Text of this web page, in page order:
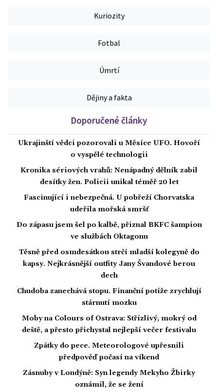
Kuriozity
Fotbal
Úmrtí
Dějiny a fakta
Doporučené články
Ukrajinští vědci pozorovali u Měsíce UFO. Hovoří
o vyspělé technologii
Kronika sériových vrahů: Nenápadný dělník zabil
desítky žen. Policii unikal téměř 20 let
Fascinující i nebezpečná. U pobřeží Chorvatska
udeřila mořská smršť
Do zápasu jsem šel po kalbě, přiznal BKFC šampion
ve službách Oktagonu
Těsně před osmdesátkou strčí mladší kolegyně do
kapsy. Nejkrásnější outfity Jany Švandové berou
dech
Chudoba zanechává stopu. Finanční potíže zrychlují
stárnutí mozku
Moby na Colours of Ostrava: Střízlivý, mokrý od
deště, a přesto přichystal nejlepší večer festivalu
Zpátky do pece. Meteorologové upřesnili
předpověď počasí na víkend
Zásnuby v Londýně: Syn legendy Mekyho Žbirky
oznámil, že se žení